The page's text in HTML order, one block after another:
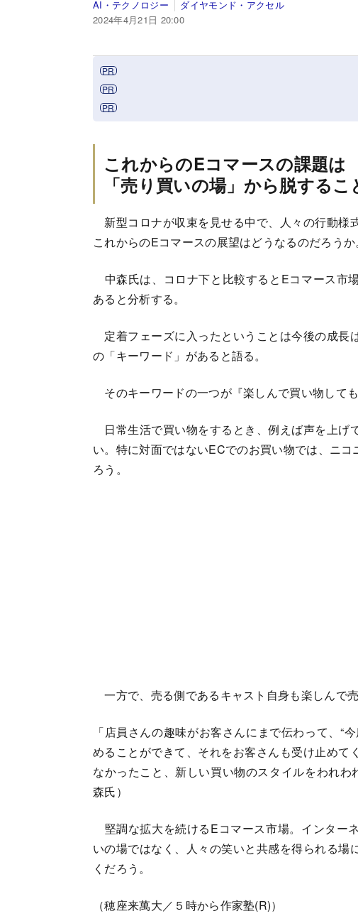
AI・テクノロジー
ダイヤモンド・アクセル
2024年4月21日 20:00
これからのEコマースの課題は
「売り買いの場」から脱するこ
新型コロナが収束を見せる中で、人々の行動様
これからのEコマースの展望はどうなるのだろうか
中森氏は、コロナ下と比較するとEコマース市
あると分析する。
定着フェーズに入ったということは今後の成長
の「キーワード」があると語る。
そのキーワードの一つが『楽しんで買い物しても
日常生活で買い物をするとき、例えば声を上げ
い。特に対面ではないECでのお買い物では、ニ
ろう。
一方で、売る側であるキャスト自身も楽しんで売
「店員さんの趣味がお客さんにまで伝わって、“
めることができて、それをお客さんも受け止め
なかったこと、新しい買い物のスタイルをわれ
森氏）
堅調な拡大を続けるEコマース市場。インター
いの場ではなく、人々の笑いと共感を得られる
くだろう。
（穂座来萬大／５時から作家塾(R)）